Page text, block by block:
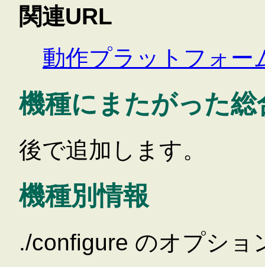
関連URL
動作プラットフォー
機種にまたがった総
後で追加します。
機種別情報
./configure のオプショ